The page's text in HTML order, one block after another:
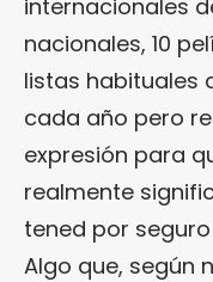
internacionales
nacionales, 10
listas habituales
cada año pero
expresión para
realmente
tened por
Algo que, según